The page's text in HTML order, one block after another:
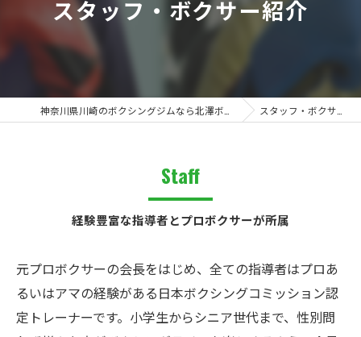
スタッフ・ボクサー紹介
スタッフ・ボクサー紹介
経験豊富な指導者とプロボクサーが所属
Staff
元プロボクサーの会長をはじめ、全ての指導者はプロあ
るいはアマの経験がある日本ボクシングコミッション認
定トレーナーです。小学生からシニア世代まで、性別問